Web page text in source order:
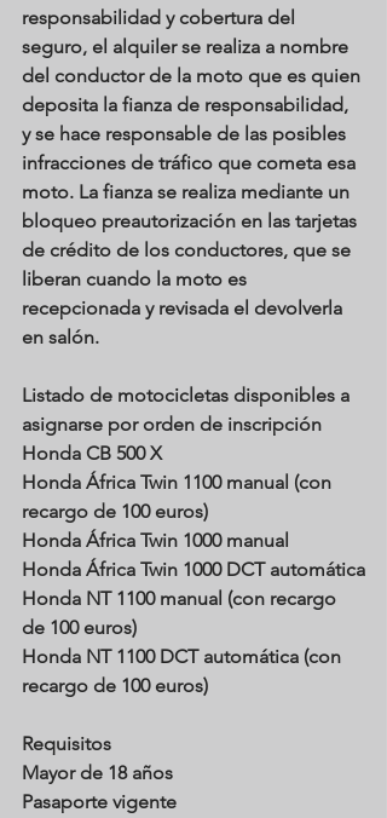
responsabilidad y cobertura del
seguro, el alquiler se realiza a nombre
del conductor de la moto que es quien
deposita la fianza de responsabilidad,
y se hace responsable de las posibles
infracciones de tráfico que cometa esa
moto. La fianza se realiza mediante un
bloqueo preautorización en las tarjetas
de crédito de los conductores, que se
liberan cuando la moto es
recepcionada y revisada el devolverla
en salón.
Listado de motocicletas disponibles a
asignarse por orden de inscripción
Honda CB 500 X
Honda África Twin 1100 manual (con
recargo de 100 euros)
Honda África Twin 1000 manual
Honda África Twin 1000 DCT automática
Honda NT 1100 manual (con recargo
de 100 euros)
Honda NT 1100 DCT automática (con
recargo de 100 euros)
Requisitos
Mayor de 18 años
Pasaporte vigente